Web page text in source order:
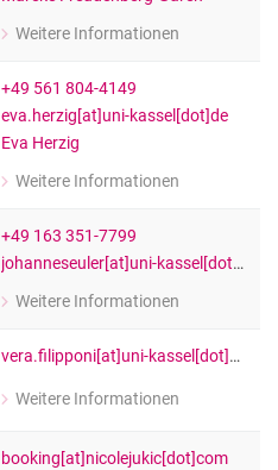
Weitere Informationen
zu Mareke Freudenberg-Garen
+49 561 804-4149
eva.herzig[at]uni-kassel[dot]de
Eva Herzig
Weitere Informationen
zu Eva Herzig
+49 163 351-7799
johanneseuler[at]uni-kassel[dot]de
Weitere Informationen
zu Johannes Euler
vera.filipponi[at]uni-kassel[dot]de
Weitere Informationen
zu Vera Margaretha Filipponi
booking[at]nicolejukic[dot]com